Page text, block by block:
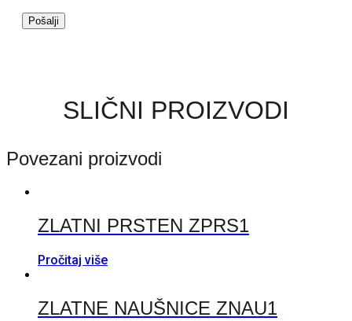
SLIČNI PROIZVODI
Povezani proizvodi
ZLATNI PRSTEN ZPRS1
Pročitaj više
ZLATNE NAUŠNICE ZNAU1